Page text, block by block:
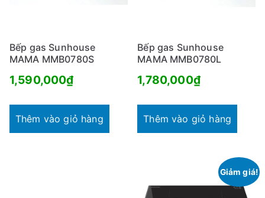
Bếp gas Sunhouse
MAMA MMB0780S
1,590,000₫
Thêm vào giỏ hàng
Bếp gas Sunhouse
MAMA MMB0780L
1,780,000₫
Thêm vào giỏ hàng
Giảm giá!